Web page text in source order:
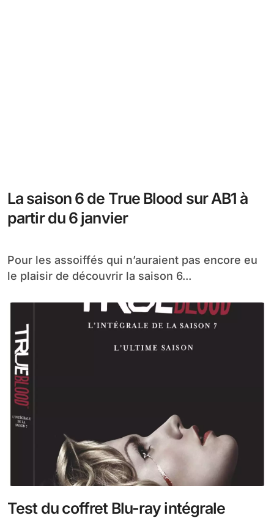
La saison 6 de True Blood sur AB1 à
partir du 6 janvier
Pour les assoiffés qui n’auraient pas encore eu
le plaisir de découvrir la saison 6...
Test du coffret Blu-ray intégrale